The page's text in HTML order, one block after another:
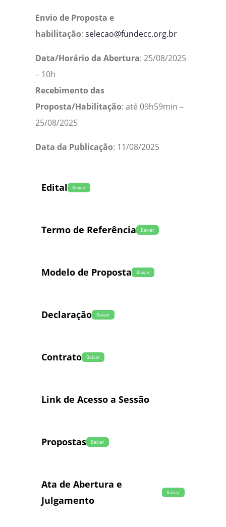
Envio de Proposta e
habilitação: selecao@fundecc.org.br
Data/Horário da Abertura: 25/08/2025
– 10h
Recebimento das
Proposta/Habilitação: até 09h59min –
25/08/2025
Data da Publicação: 11/08/2025
Edital Baixar
Termo de Referência Baixar
Modelo de Proposta Baixar
Declaração Baixar
Contrato Baixar
Link de Acesso a Sessão
Propostas Baixar
Ata de Abertura e
Julgamento
Baixar